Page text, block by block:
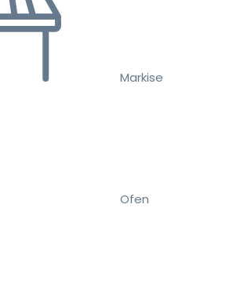
Markise
Ofen